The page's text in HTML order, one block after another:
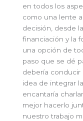
en todos los
como una lente
decisión, desde
financiación y la
una opción de
paso que se dé
debería conducir
idea de integrar
encantaría
mejor hacerlo
nuestro trabajo